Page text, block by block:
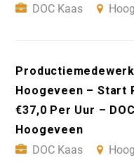
DOC Kaas
Hoogeveen – Start
€37,0 Per Uur –
Hoogeveen
DOC Kaas